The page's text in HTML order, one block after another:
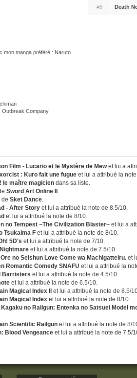
#5 Death
mon manga préféré : Naruto.
Outbreak Company
Film - Lucario et le Mystère de Mewet lui a
: Kuro fait une fugue et lui a attribué la
le maître magicien dans sa liste.
Sword Art Online II .
deSket Dance.
- After Story et lui a attribué la note de 8.5/10.
et lui a attribué la note de 8/10.
no Tempest ~The Civilization Blaster~ et lui a
Tsukaima F et lui a attribué la note de 8/10.
5D's et lui a attribué la note de 7/10.
et lui a attribué la note de 7.5/10.
no Seishun Love Come wa Machigatteiru. et
Romantic Comedy SNAFU et lui a attribué la
Barristers et lui a attribué la note de 4.5/10.
et lui a attribué la note de 6.5/10.
Magical Index II
et lui a attribué la note de 8.5/
Magical Index et lui a attribué la note de 8/10.
Kagaku no Railgun: Entenka no Satsuei Model
Scientific Railgun et lui a attribué la note de 8/
Blood Vengeance et lui a attribué la note de 7.5/